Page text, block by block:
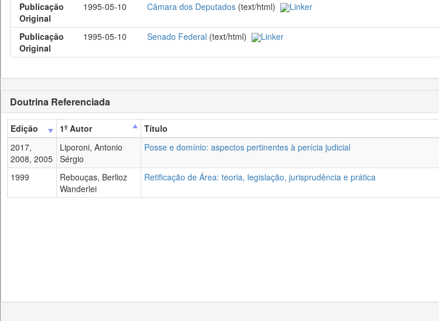
Publicação
Original
1995-05-10 Câmara dos Deputados (text/html) Linker
Publicação
Original
1995-05-10 Senado Federal (text/html) Linker
Doutrina Referenciada
Edição 1º Autor Título
2017,
2008, 2005
Liporoni, Antonio
Sérgio
Posse e domínio: aspectos pertinentes à perícia judicial
1999
Rebouças, Berlioz
Wanderlei
Retificação de Área: teoria, legislação, jurisprudência e prática